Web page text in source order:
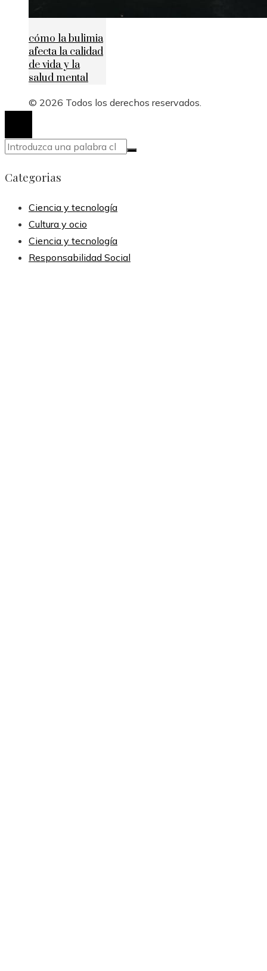
cómo la bulimia
afecta la calidad
de vida y la
salud mental
© 2026 Todos los derechos reservados.
Categorias
Ciencia y tecnología
Cultura y ocio
Ciencia y tecnología
Responsabilidad Social